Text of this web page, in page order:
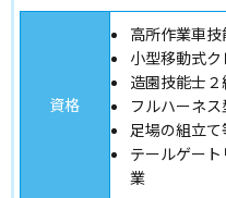
資格
高所作業車
小型移動式
造園技能士２
フルハーネ
足場の組立
テールゲー
業